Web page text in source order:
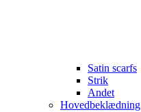
Satin scarfs
Strik
Andet
Hovedbeklædning